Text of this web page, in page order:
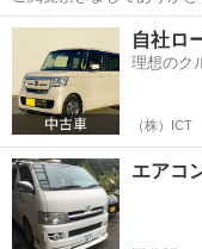
がでしょうか？ 玄関先の
り付け料金 24,000円（消
す） ・宜し...
鹿児島 鹿児島市
自社ロ
理想のク
（株）ICT
エアコ